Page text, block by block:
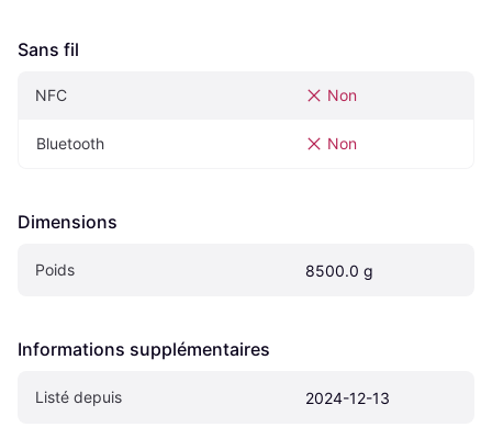
Sans fil
NFC Non
Bluetooth Non
Dimensions
Poids 8500.0 g
Informations supplémentaires
Listé depuis 2024-12-13